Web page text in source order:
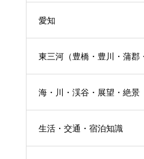
愛知
東三河（豊橋・豊川・蒲郡
海・川・渓谷・展望・絶景
生活・交通・宿泊知識